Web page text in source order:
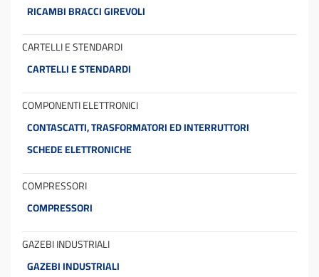
RICAMBI BRACCI GIREVOLI
CARTELLI E STENDARDI
CARTELLI E STENDARDI
COMPONENTI ELETTRONICI
CONTASCATTI, TRASFORMATORI ED INTERRUTTORI
SCHEDE ELETTRONICHE
COMPRESSORI
COMPRESSORI
GAZEBI INDUSTRIALI
GAZEBI INDUSTRIALI